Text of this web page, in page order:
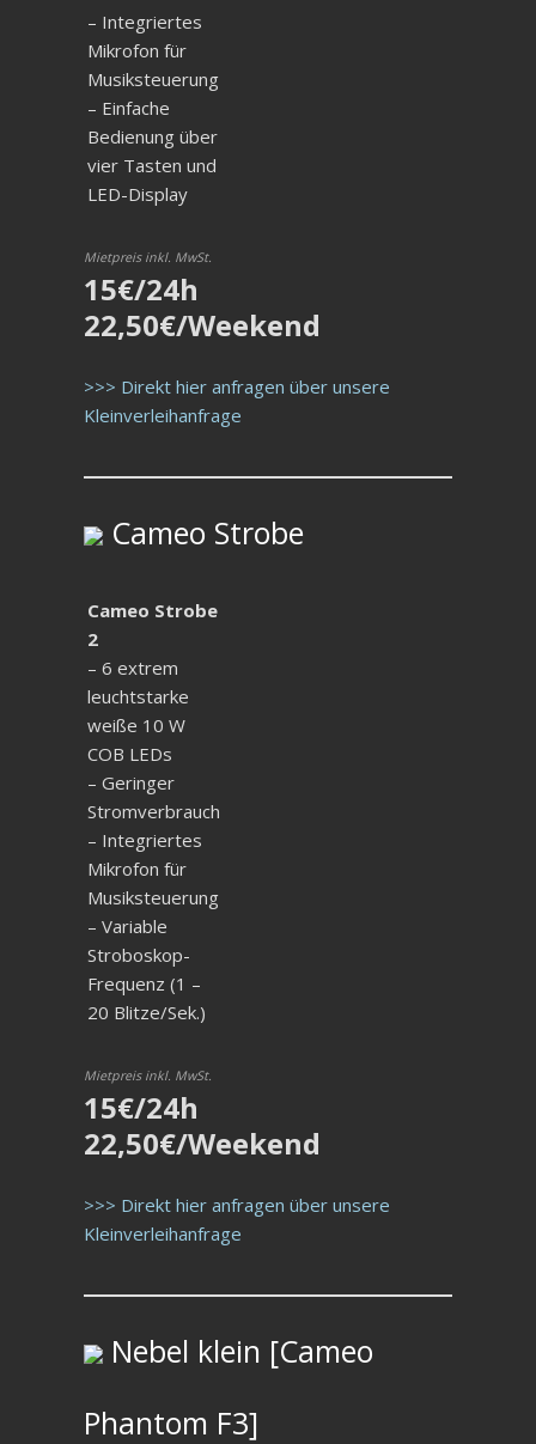
– Integriertes
Mikrofon für
Musiksteuerung
– Einfache
Bedienung über
vier Tasten und
LED-Display
Mietpreis inkl. MwSt.
15€/24h
22,50€/Weekend
>>> Direkt hier anfragen über unsere
Kleinverleihanfrage
Cameo Strobe
Cameo Strobe
2
– 6 extrem
leuchtstarke
weiße 10 W
COB LEDs
– Geringer
Stromverbrauch
– Integriertes
Mikrofon für
Musiksteuerung
– Variable
Stroboskop-
Frequenz (1 –
20 Blitze/Sek.)
Mietpreis inkl. MwSt.
15€/24h
22,50€/Weekend
>>> Direkt hier anfragen über unsere
Kleinverleihanfrage
Nebel klein [Cameo
Phantom F3]